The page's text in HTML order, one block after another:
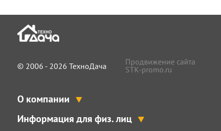
© 2006 - 2026 ТехноДача
Продвижение сайта
STK-promo.ru
О компании
Информация для физ. лиц